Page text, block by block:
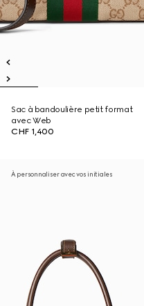
Sac à bandoulière petit format
avec Web
CHF 1,400
À personnaliser avec vos initiales